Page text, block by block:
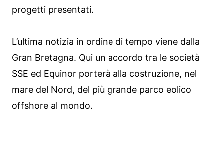
progetti presentati.
L’ultima notizia in ordine di tempo viene dalla
Gran Bretagna. Qui un accordo tra le società
SSE ed Equinor porterà alla costruzione, nel
mare del Nord, del più grande parco eolico
offshore al mondo.